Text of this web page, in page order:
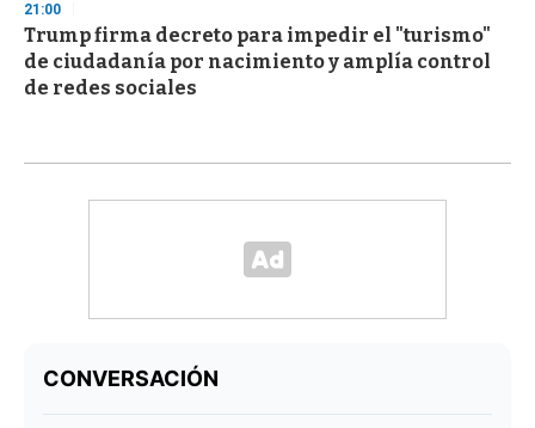
21:00
Trump firma decreto para impedir el "turismo"
de ciudadanía por nacimiento y amplía control
de redes sociales